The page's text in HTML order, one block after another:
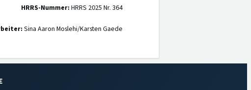
HRRS-Nummer: HRRS 2025 Nr. 364
Sina Aaron Moslehi/Karsten Gaede